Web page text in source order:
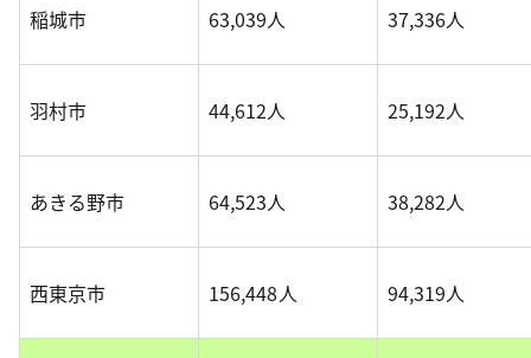
稲城市 63,039人 37,336人
羽村市 44,612人 25,192人
あきる野市 64,523人 38,282人
西東京市 156,448人 94,319人